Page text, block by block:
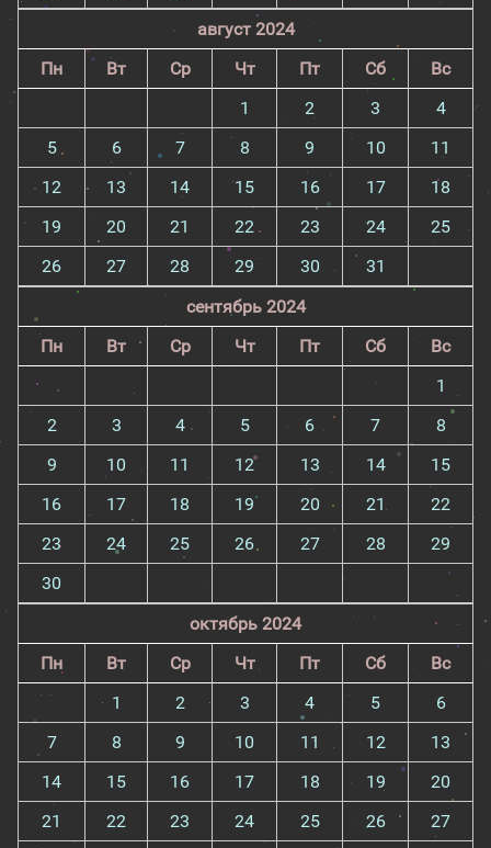
август 2024
Пн
Вт Ср Чт Пт Сб
Вс
1
2 3
4
5
6 7 8 9 10
11
12
13 14 15 16 17
18
19
20 21 22 23 24
25
26
27 28 29 30
31
сентябрь 2024
Пн
Вт Ср Чт Пт Сб
Вс
1
2
3 4 5 6 7
8
9
10 11 12 13 14
15
16
17 18 19 20 21
22
23
24 25 26 27 28
29
30
октябрь 2024
Пн
Вт Ср Чт Пт Сб
Вс
1
2 3 4 5
6
7
8 9 10 11 12
13
14
15 16 17 18 19
20
21
22 23 24 25 26
27